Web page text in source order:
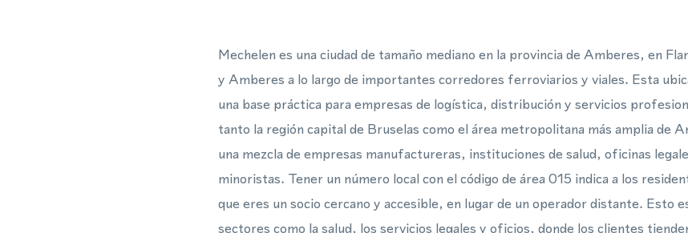
Mechelen es una ciudad de tamaño mediano en la provincia de Amberes, en
y Amberes a lo largo de importantes corredores ferroviarios y viales. Esta
una base práctica para empresas de logística, distribución y servicios
tanto la región capital de Bruselas como el área metropolitana más amplia de
una mezcla de empresas manufactureras, instituciones de salud, oficinas
minoristas. Tener un número local con el código de área 015 indica a los
que eres un socio cercano y accesible, en lugar de un operador distante. Esto
sectores como la salud, los servicios legales y oficios, donde los clientes